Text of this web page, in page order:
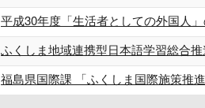
平成30年度「生活者としての外国人
ふくしま地域連携型日本語学習総合
福島県国際課 「ふくしま国際施策推